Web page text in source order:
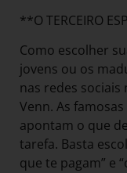
**O TERCEIRO
Como escolher
jovens ou os
nas redes
Venn. As
apontam o que
tarefa. Basta
que te pagam” e